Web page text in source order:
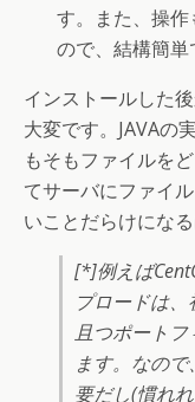
す。また、操
ので、結構簡単
インストールした
大変です。JAVAの
もそもファイルを
てサーバにファイ
いことだらけになる
[*]例えば
プロードは、
且つポート
ます。なの
要だし(慣れ